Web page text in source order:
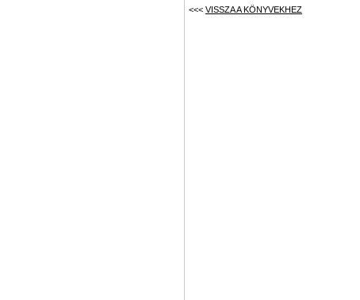
<<< VISSZA A KÖNYVEKHEZ